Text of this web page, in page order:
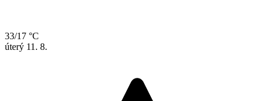
33/17 °C
úterý 11. 8.